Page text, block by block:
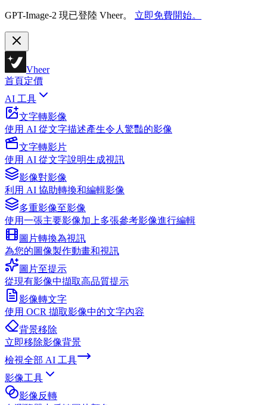
GPT-Image-2 現已登陸 Vheer。 立即免費開始。
Vheer
首頁定價
AI 工具
文字轉影像
使用 AI 從文字描述產生令人驚豔的影像
文字轉影片
使用 AI 從文字說明生成視訊
影像對影像
利用 AI 協助轉換和編輯影像
多重影像至影像
使用一張主要影像加上多張參考影像進行編輯
圖片轉換為視訊
為您的圖像製作動畫和視訊
圖片至提示
從現有影像中擷取高品質提示
影像轉文字
使用 OCR 擷取影像中的文字內容
背景移除
立即移除影像背景
檢視全部 AI 工具
影像工具
影像反轉